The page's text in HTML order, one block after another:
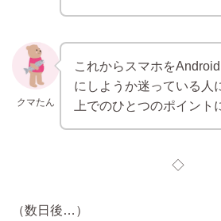
クマたん
これからスマホを
にしようか迷っている人
上でのひとつのポイント
◇
（数日後…）